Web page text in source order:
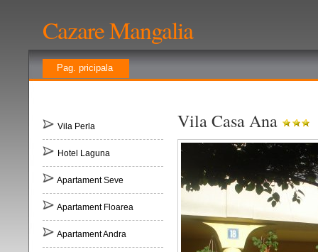
Cazare Mangalia
Pag. pricipala
Vila Perla
Hotel Laguna
Apartament Seve
Apartament Floarea
Apartament Andra
Vila Casa Ana